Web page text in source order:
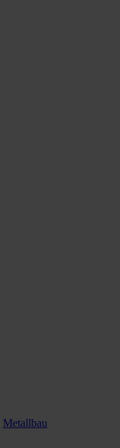
Metallbau